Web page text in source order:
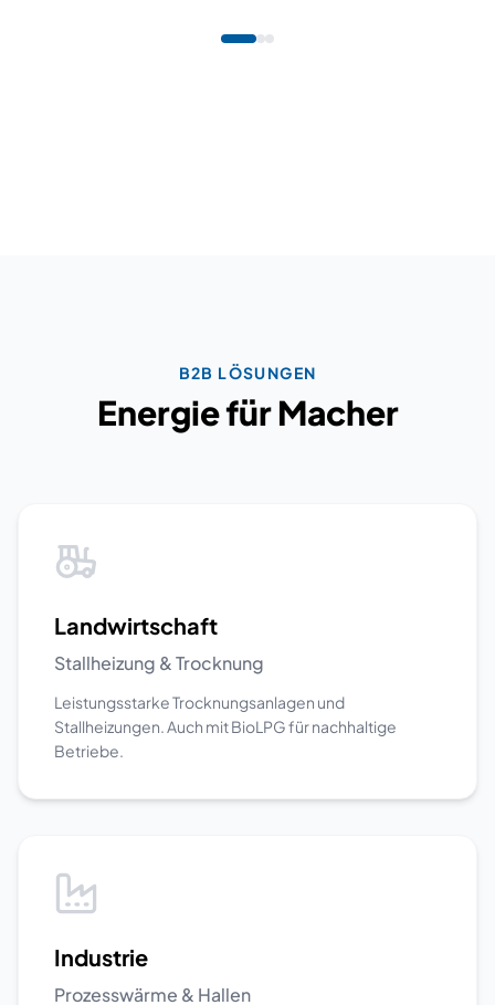
B2B LÖSUNGEN
Energie für Macher
Landwirtschaft
Stallheizung & Trocknung
Leistungsstarke Trocknungsanlagen und
Stallheizungen. Auch mit BioLPG für nachhaltige
Betriebe.
Industrie
Prozesswärme & Hallen